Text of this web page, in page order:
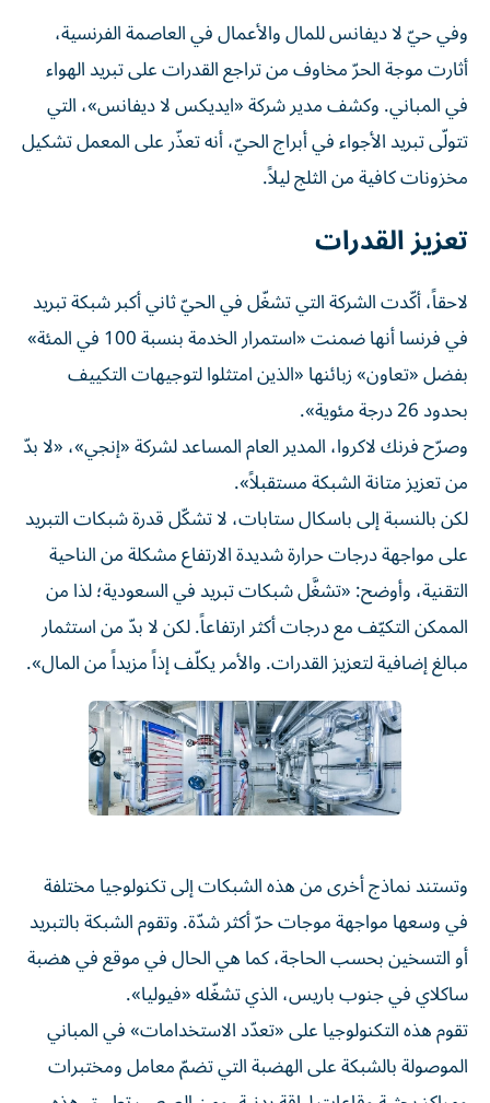
وفي حيّ لا ديفانس للمال والأعمال في العاصمة الفرنسية،
أثارت موجة الحرّ مخاوف من تراجع القدرات على تبريد الهواء
في المباني. وكشف مدير شركة «ايديكس لا ديفانس»، التي
تتولّى تبريد الأجواء في أبراج الحيّ، أنه تعذّر على المعمل تشكيل
مخزونات كافية من الثلج ليلاً.
تعزيز القدرات
لاحقاً، أكّدت الشركة التي تشغّل في الحيّ ثاني أكبر شبكة تبريد
في فرنسا أنها ضمنت «استمرار الخدمة بنسبة 100 في المئة»
بفضل «تعاون» زبائنها «الذين امتثلوا لتوجيهات التكييف
بحدود 26 درجة مئوية».
وصرّح فرنك لاكروا، المدير العام المساعد لشركة «إنجي»، «لا بدّ
من تعزيز متانة الشبكة مستقبلاً».
لكن بالنسبة إلى باسكال ستابات، لا تشكّل قدرة شبكات التبريد
على مواجهة درجات حرارة شديدة الارتفاع مشكلة من الناحية
التقنية، وأوضح: «تشغَّل شبكات تبريد في السعودية؛ لذا من
الممكن التكيّف مع درجات أكثر ارتفاعاً. لكن لا بدّ من استثمار
مبالغ إضافية لتعزيز القدرات. والأمر يكلّف إذاً مزيداً من المال».
وتستند نماذج أخرى من هذه الشبكات إلى تكنولوجيا مختلفة
في وسعها مواجهة موجات حرّ أكثر شدّة. وتقوم الشبكة بالتبريد
أو التسخين بحسب الحاجة، كما هي الحال في موقع في هضبة
ساكلاي في جنوب باريس، الذي تشغّله «فيوليا».
تقوم هذه التكنولوجيا على «تعدّد الاستخدامات» في المباني
الموصولة بالشبكة على الهضبة التي تضمّ معامل ومختبرات